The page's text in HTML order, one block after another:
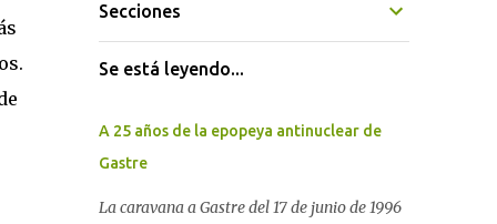
Secciones
Se está leyendo...
A 25 años de la epopeya antinuclear de
Gastre
La caravana a Gastre del 17 de junio de 1996